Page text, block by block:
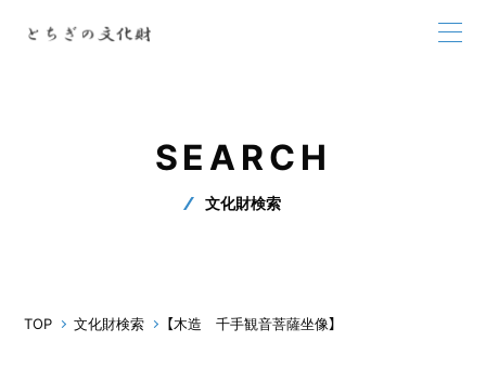
SEARCH
文化財検索
TOP 文化財検索 【木造 千手観音菩薩坐像】